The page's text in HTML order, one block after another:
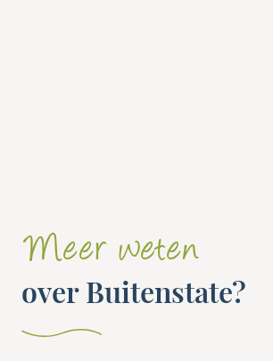
Meer weten
over Buitenstate?